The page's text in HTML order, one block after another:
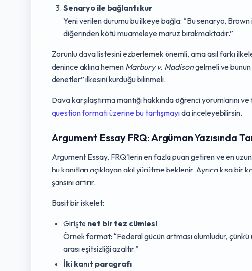
Senaryo ile bağlantı kur
Yeni verilen durumu bu ilkeye bağla: “Bu senaryo,
diğerinden kötü muameleye maruz bırakmaktadır.”
Zorunlu dava listesini ezberlemek önemli, ama asıl farkı
denince aklına hemen Marbury v. Madisongelmeli ve
denetler” ilkesini kurduğu bilinmeli.
Dava karşılaştırma mantığı hakkında öğrenci yorumlarını
question formatı üzerine bu tartışmayıda inceleyebilirsin.
Argument Essay FRQ: Argüman Yazısında
Argument Essay, FRQ'lerin en fazla puan getiren ve en
bu kanıtları açıklayan akıl yürütme beklenir. Ayrıca kısa bir
şansını artırır.
Basit bir iskelet:
Girişte net bir tez cümlesi
Örnek format: “Federal gücün artması olumludur,
arası eşitsizliği azaltır.”
İki kanıt paragrafı